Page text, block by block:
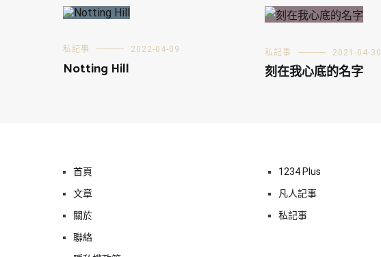
私記事 2022-04-09
Notting Hill
私記事 2021-04-30
刻在我心底的名字
首頁
文章
關於
聯絡
1234 Plus
凡人記事
私記事